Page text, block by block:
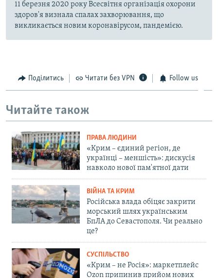
11 березня 2020 року Всесвітня організація охорони
здоров'я визнала спалах захворювання, що
викликається новим коронавірусом, пандемією.
Поділитись Читати без VPN Follow us
Читайте також
ПРАВА ЛЮДИНИ
«Крим – єдиний регіон, де
українці – меншість»: дискусія
навколо нової пам'ятної дати
ВІЙНА ТА КРИМ
Російська влада обіцяє закрити
морський шлях українським
БпЛА до Севастополя. Чи реально
це?
СУСПІЛЬСТВО
«Крим – не Росія»: маркетплейс
Ozon припинив прийом нових